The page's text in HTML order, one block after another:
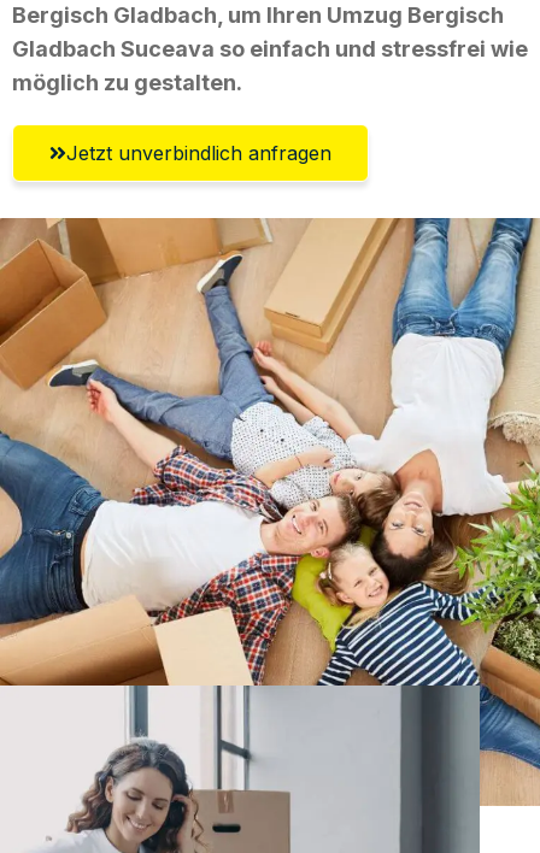
Bergisch Gladbach, um Ihren Umzug Bergisch
Gladbach Suceava so einfach und stressfrei wie
möglich zu gestalten.
Jetzt unverbindlich anfragen